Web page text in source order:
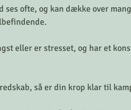
ses ofte, og kan dække over
eller er stresset, og har et
så er din krop klar til